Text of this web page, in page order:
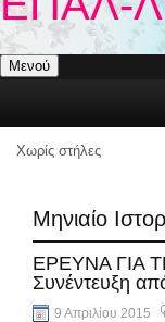
Μενού
Χωρίς στήλες
Μηνιαίο
ΕΡΕΥΝΑ ΓΙΑ
Συνέντευξη
9 Απριλίου 2015